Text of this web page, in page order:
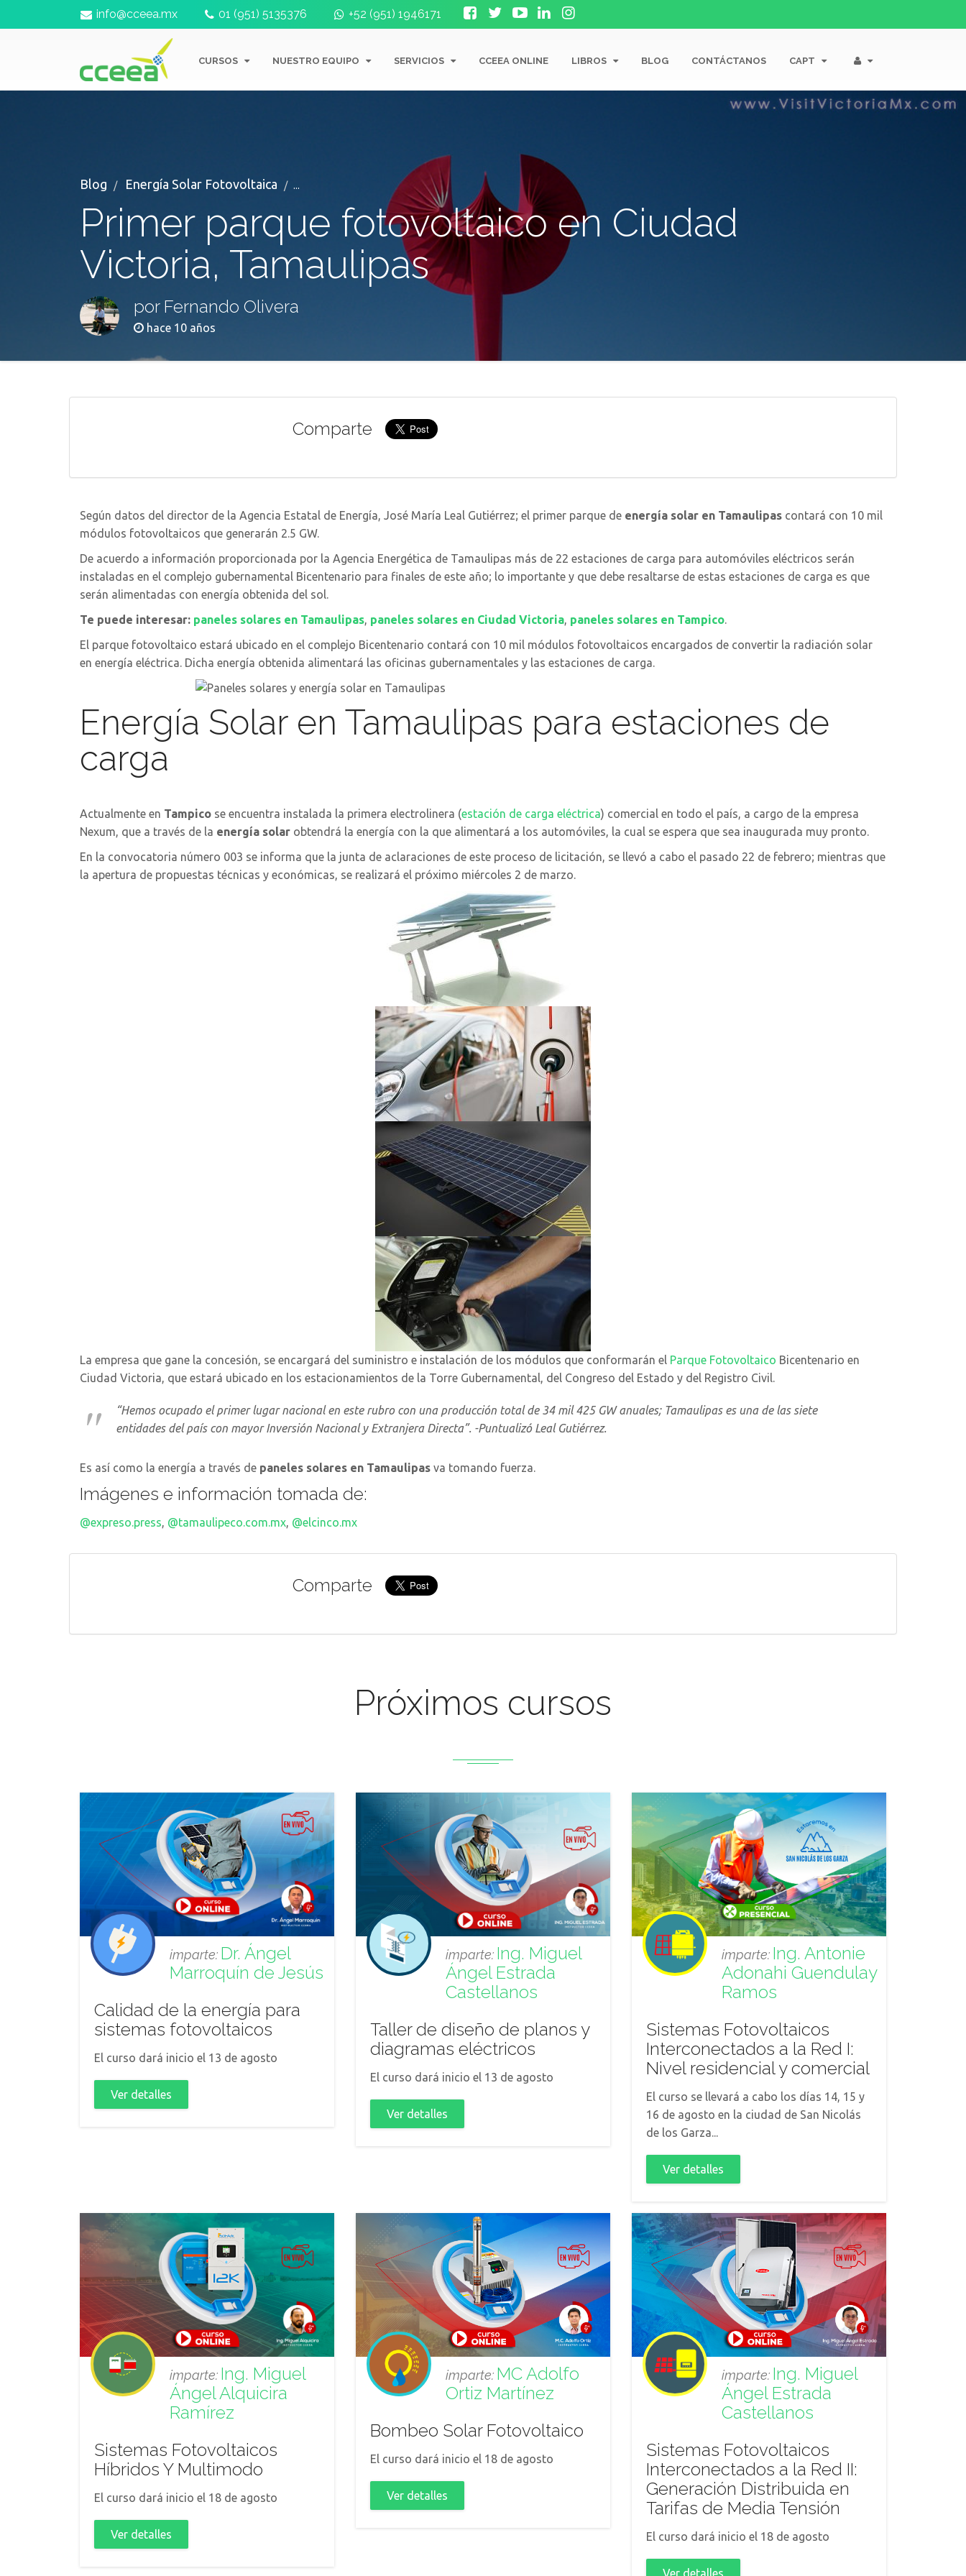
info@cceea.mx 01 (951) 5135376 +52 (951) 1946171
CURSOS NUESTRO EQUIPO SERVICIOS CCEEA ONLINE LIBROS BLOG CONTÁCTANOS CAPT
Blog Energía Solar Fotovoltaica ...
Primer parque fotovoltaico en Ciudad
Victoria, Tamaulipas
por Fernando Olivera
hace 10 años
Comparte
Según datos del director de la Agencia Estatal de Energía, José María Leal Gutiérrez; el primer parque de energía solar en Tamaulipas contará con 10 mil
módulos fotovoltaicos que generarán 2.5 GW.
De acuerdo a información proporcionada por la Agencia Energética de Tamaulipas más de 22 estaciones de carga para automóviles eléctricos serán
instaladas en el complejo gubernamental Bicentenario para finales de este año; lo importante y que debe resaltarse de estas estaciones de carga es que
serán alimentadas con energía obtenida del sol.
Te puede interesar: paneles solares en Tamaulipas, paneles solares en Ciudad Victoria, paneles solares en Tampico.
El parque fotovoltaico estará ubicado en el complejo Bicentenario contará con 10 mil módulos fotovoltaicos encargados de convertir la radiación solar
en energía eléctrica. Dicha energía obtenida alimentará las oficinas gubernamentales y las estaciones de carga.
Energía Solar en Tamaulipas para estaciones de
carga
Actualmente en Tampico se encuentra instalada la primera electrolinera (estación de carga eléctrica) comercial en todo el país, a cargo de la empresa
Nexum, que a través de la energía solar obtendrá la energía con la que alimentará a los automóviles, la cual se espera que sea inaugurada muy pronto.
En la convocatoria número 003 se informa que la junta de aclaraciones de este proceso de licitación, se llevó a cabo el pasado 22 de febrero; mientras que
la apertura de propuestas técnicas y económicas, se realizará el próximo miércoles 2 de marzo.
La empresa que gane la concesión, se encargará del suministro e instalación de los módulos que conformarán el Parque Fotovoltaico Bicentenario en
Ciudad Victoria, que estará ubicado en los estacionamientos de la Torre Gubernamental, del Congreso del Estado y del Registro Civil.
“Hemos ocupado el primer lugar nacional en este rubro con una producción total de 34 mil 425 GW anuales; Tamaulipas es una de las siete
entidades del país con mayor Inversión Nacional y Extranjera Directa”. -Puntualizó Leal Gutiérrez.
Es así como la energía a través de paneles solares en Tamaulipas va tomando fuerza.
Imágenes e información tomada de:
@expreso.press, @tamaulipeco.com.mx, @elcinco.mx
Comparte
Próximos cursos
imparte: Dr. Ángel
Marroquín de Jesús
Calidad de la energía para
sistemas fotovoltaicos
El curso dará inicio el 13 de agosto
Ver detalles
imparte: Ing. Miguel
Ángel Estrada
Castellanos
Taller de diseño de planos y
diagramas eléctricos
El curso dará inicio el 13 de agosto
Ver detalles
imparte: Ing. Antonie
Adonahi Guendulay
Ramos
Sistemas Fotovoltaicos
Interconectados a la Red I:
Nivel residencial y comercial
El curso se llevará a cabo los días 14, 15 y
16 de agosto en la ciudad de San Nicolás
de los Garza...
Ver detalles
imparte: Ing. Miguel
Ángel Alquicira
Ramírez
Sistemas Fotovoltaicos
Híbridos Y Multimodo
El curso dará inicio el 18 de agosto
Ver detalles
imparte: MC Adolfo
Ortiz Martínez
Bombeo Solar Fotovoltaico
El curso dará inicio el 18 de agosto
Ver detalles
imparte: Ing. Miguel
Ángel Estrada
Castellanos
Sistemas Fotovoltaicos
Interconectados a la Red II:
Generación Distribuida en
Tarifas de Media Tensión
El curso dará inicio el 18 de agosto
Ver detalles